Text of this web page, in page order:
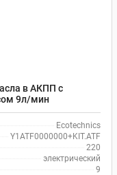
в АКПП с
9л/мин
Ecotechnics
Y1ATF0000000+KIT.ATF
220
электрический
9